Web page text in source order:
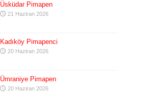
Üsküdar Pimapen
21 Haziran 2026
Kadıköy Pimapenci
20 Haziran 2026
Ümraniye Pimapen
20 Haziran 2026